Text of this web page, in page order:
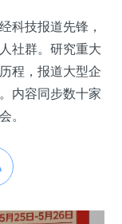
科技报道先锋，
社群。研究重大
程，报道大型企
内容同步数十家
。